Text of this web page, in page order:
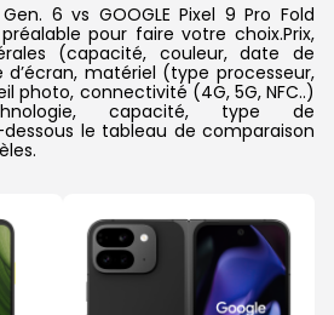
Gen. 6 vs GOOGLE Pixel 9 Pro Fold
pour faire votre choix.Prix,
(capacité, couleur, date de
matériel (type processeur,
photo, connectivité (4G, 5G, NFC..)
capacité, type de
le tableau de comparaison